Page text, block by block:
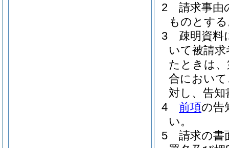
2
請求事由
ものとす
3
疎明資料
いて被請
たときは
合におい
対し、告
4
前項の告
い。
5
請求の書